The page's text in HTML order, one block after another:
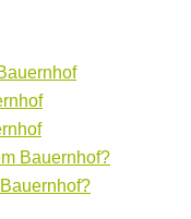
Bauernhof?